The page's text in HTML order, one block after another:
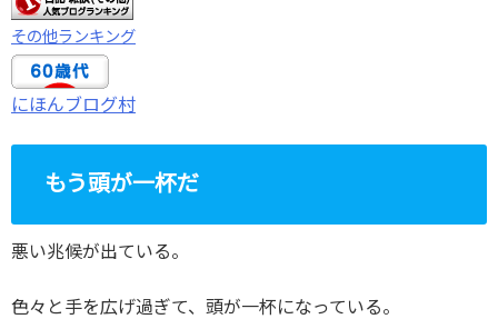
その他ランキング
にほんブログ村
もう頭が一杯だ
悪い兆候が出ている。
色々と手を広げ過ぎて、頭が一杯になっている。